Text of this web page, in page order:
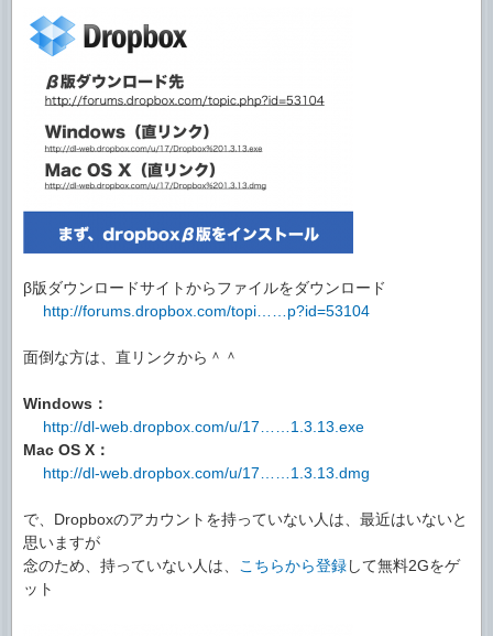
β版ダウンロードサイトからファイルをダウンロード
http://forums.dropbox.com/topi……p?id=53104
面倒な方は、直リンクから＾＾
Windows：
http://dl-web.dropbox.com/u/17……1.3.13.exe
Mac OS X：
http://dl-web.dropbox.com/u/17……1.3.13.dmg
で、Dropboxのアカウントを持っていない人は、最近はいないと
思いますが
念のため、持っていない人は、 こちらから登録して無料2Gをゲ
ット